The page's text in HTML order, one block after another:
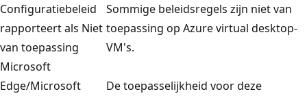
Configuratiebeleid
rapporteert als Niet
van toepassing
Sommige beleidsregels zijn niet van
toepassing op Azure virtual desktop-
VM's.
Microsoft
Edge/Microsoft
De toepasselijkheid voor deze